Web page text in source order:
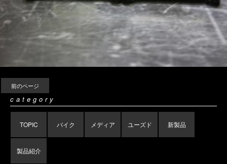
前のページ
category
TOPIC バイク メディア ユーズド 新製品
製品紹介